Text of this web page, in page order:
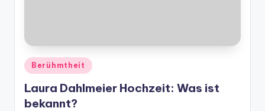
Posted
in
Berühmtheit
Laura Dahlmeier Hochzeit: Was ist
bekannt?